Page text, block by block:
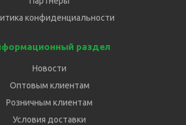
конфиденциальности
раздел
Новости
Оптовым клиентам
Розничным клиентам
Условия доставки